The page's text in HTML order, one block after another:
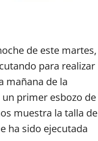
de este martes,
para realizar
mañana de la
primer esbozo de
muestra la talla de
ha sido ejecutada